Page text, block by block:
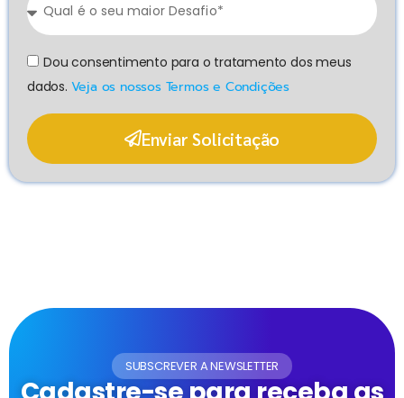
Dou consentimento para o tratamento dos meus
dados. Veja os nossos Termos e Condições
Enviar Solicitação
SUBSCREVER A NEWSLETTER